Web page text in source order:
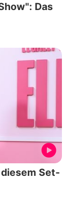
Das
Set-